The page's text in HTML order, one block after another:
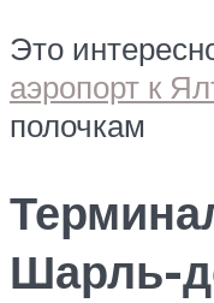
Это
аэропорт к
полочкам
Шарль-